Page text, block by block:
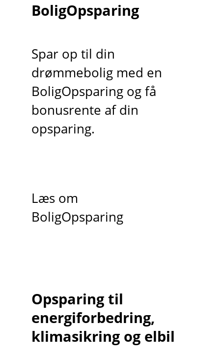
BoligOpsparing
Spar op til din
drømmebolig med en
BoligOpsparing og få
bonusrente af din
opsparing.
Læs om
BoligOpsparing
Opsparing til
energiforbedring,
klimasikring og elbil